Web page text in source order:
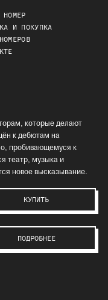
НОМЕР
И ПОКУПКА
которые делают
к дебютам на
пробивающемуся к
театр, музыка и
новое высказывание.
КУПИТЬ
ПОДРОБНЕЕ